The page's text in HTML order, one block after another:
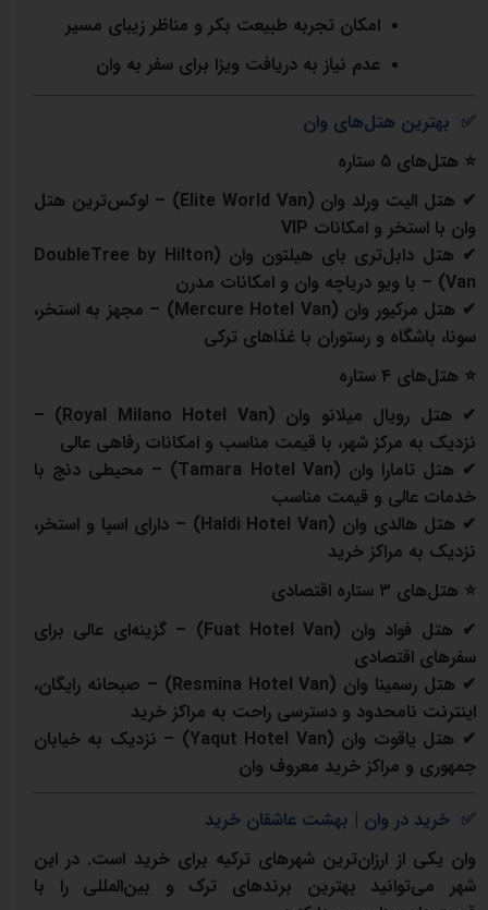
امکان تجربه طبیعت بکر و مناظر زیبای مسیر
عدم نیاز به دریافت ویزا برای سفر به وان
✅ بهترین هتل‌های وان
⭐ هتل‌های ۵ ستاره
✔ هتل الیت ورلد وان (Elite World Van) –
لوکس‌ترین هتل
وان با استخر و امکانات
✔ هتل دابل‌تری بای هیلتون وان
(DoubleTree by Hilton
Van) –
با ویو دریاچه وان و امکانات مدرن
✔ هتل مرکیور وان
(Mercure Hotel Van) – مجهز به استخر،
سونا، باشگاه و رستوران با غذاهای ترکی
⭐ هتل‌های ۴ ستاره
✔ هتل رویال میلانو وان (Royal Milano Hotel Van) –
نزدیک به مرکز شهر، با قیمت مناسب و امکانات رفاهی عالی
✔ هتل تامارا وان (Tamara Hotel Van) –
محیطی دنج با
خدمات عالی و قیمت مناسب
✔ هتل هالدی وان
(Haldi Hotel Van) – دارای اسپا و استخر،
نزدیک به مراکز خرید
⭐ هتل‌های ۳ ستاره اقتصادی
✔ هتل فواد وان (Fuat Hotel Van) –
گزینه‌ای عالی برای
سفرهای اقتصادی
✔ هتل رسمینا وان (Resmina Hotel Van) –
صبحانه رایگان،
اینترنت نامحدود و دسترسی راحت به مراکز خرید
✔ هتل یاقوت وان
(Yaqut Hotel Van) – نزدیک به خیابان
جمهوری و مراکز خرید معروف وان
✅ خرید در وان | بهشت عاشقان خرید
وان یکی از ارزان‌ترین شهرهای ترکیه برای خرید است. در این
شهر می‌توانید بهترین برندهای ترک و بین‌المللی را با